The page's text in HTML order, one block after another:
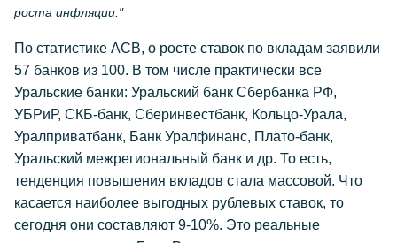
роста инфляции."
По статистике АСВ, о росте ставок по вкладам заявили
57 банков из 100. В том числе практически все
Уральские банки: Уральский банк Сбербанка РФ,
УБРиР, СКБ-банк, Сберинвестбанк, Кольцо-Урала,
Уралприватбанк, Банк Уралфинанс, Плато-банк,
Уральский межрегиональный банк и др. То есть,
тенденция повышения вкладов стала массовой. Что
касается наиболее выгодных рублевых ставок, то
сегодня они составляют 9-10%. Это реальные